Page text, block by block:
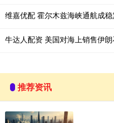
维嘉优配 霍尔木兹海峡通航成
牛达人配资 美国对海上销售伊
推荐资讯